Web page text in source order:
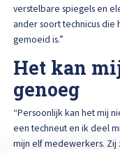
verstelbare spiegels en
ander soort technicus
gemoeid is.”
Het kan
genoeg
“Persoonlijk kan het mij
een techneut en ik deel
mijn elf medewerkers.